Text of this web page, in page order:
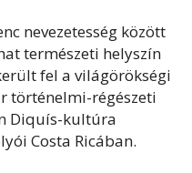
nevezetesség között
természeti helyszín
fel a világörökségi
történelmi-régészeti
Diquís-kultúra
Costa Ricában.